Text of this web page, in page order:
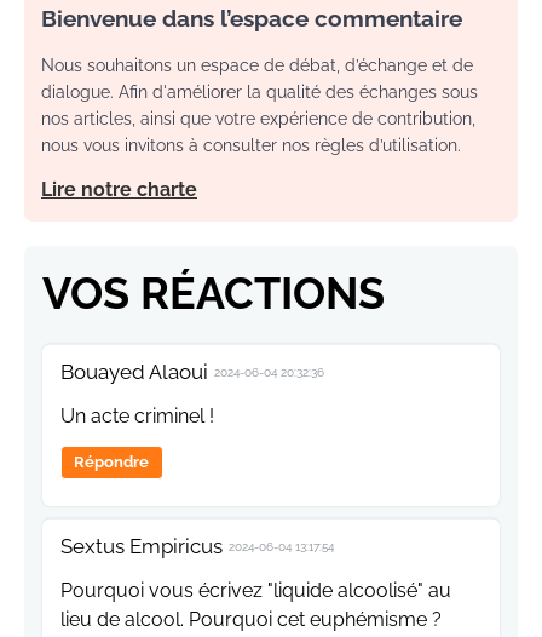
Bienvenue dans l’espace commentaire
Nous souhaitons un espace de débat, d’échange et de
dialogue. Afin d'améliorer la qualité des échanges sous
nos articles, ainsi que votre expérience de contribution,
nous vous invitons à consulter nos règles d’utilisation.
Lire notre charte
VOS RÉACTIONS
Bouayed Alaoui 2024-06-04 20:32:36
Un acte criminel !
Répondre
Sextus Empiricus 2024-06-04 13:17:54
Pourquoi vous écrivez "liquide alcoolisé" au
lieu de alcool. Pourquoi cet euphémisme ?